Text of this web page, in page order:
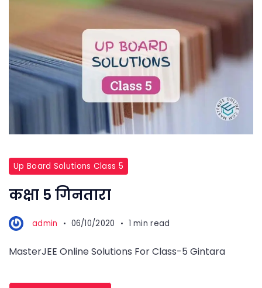
Up Board Solutions Class 5
कक्षा 5 गिनतारा
admin 06/10/2020 1 min read
MasterJEE Online Solutions For Class-5 Gintara